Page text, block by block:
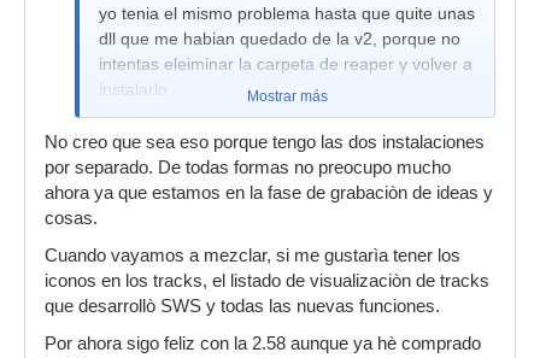
yo tenia el mismo problema hasta que quite unas
dll que me habian quedado de la v2, porque no
intentas eleiminar la carpeta de reaper y volver a
instalarlo
Mostrar más
No creo que sea eso porque tengo las dos instalaciones
por separado. De todas formas no preocupo mucho
ahora ya que estamos en la fase de grabaciòn de ideas y
cosas.
Cuando vayamos a mezclar, si me gustarìa tener los
iconos en los tracks, el listado de visualizaciòn de tracks
que desarrollò SWS y todas las nuevas funciones.
Por ahora sigo feliz con la 2.58 aunque ya hè comprado